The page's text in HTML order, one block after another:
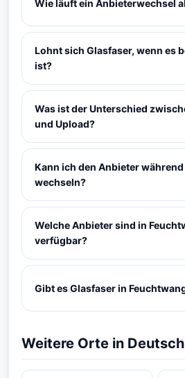
Wie läuft ein Anbieterwechsel
Lohnt sich Glasfaser, wenn es
ist?
Was ist der Unterschied
und Upload?
Kann ich den Anbieter
wechseln?
Welche Anbieter sind in
verfügbar?
Gibt es Glasfaser in
Weitere Orte in